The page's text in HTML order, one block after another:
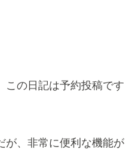
この日記は予約投稿です
が、非常に便利な機能が